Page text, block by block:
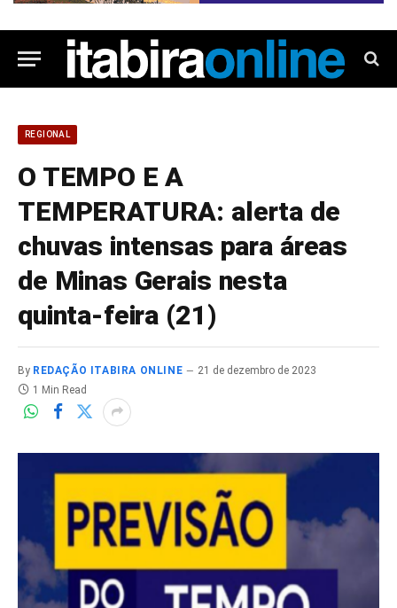
REGIONAL
O TEMPO E A
TEMPERATURA: alerta de
chuvas intensas para áreas
de Minas Gerais nesta
quinta-feira (21)
By REDAÇÃO ITABIRA ONLINE
21 de dezembro de 2023
1 Min Read